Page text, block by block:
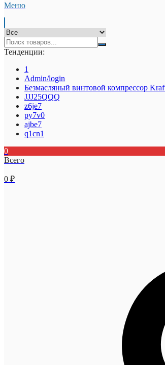
Меню
Тенденции:
1
Admin/login
Безмасляный винтовой компрессор
JJJ25QQQ
z6je7
py7v0
ajbe7
q1cn1
0
Всего
0 ₽